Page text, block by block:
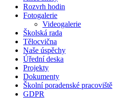
Rozvrh hodin
Fotogalerie
Videogalerie
Školská rada
Tělocvična
Naše úspěchy
Úřední deska
Projekty
Dokumenty
Školní poradenské pracoviště
GDPR